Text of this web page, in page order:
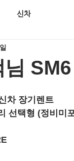
신차
님
차 장기렌트
선택형 (정비미